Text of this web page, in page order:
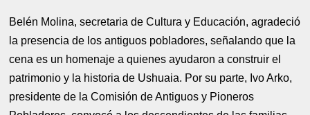
Belén Molina, secretaria de Cultura y Educación, agradeció
la presencia de los antiguos pobladores, señalando que la
cena es un homenaje a quienes ayudaron a construir el
patrimonio y la historia de Ushuaia. Por su parte, Ivo Arko,
presidente de la Comisión de Antiguos y Pioneros